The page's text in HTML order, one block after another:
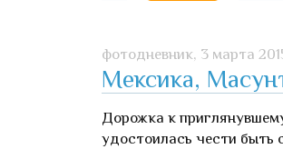
фотодневник, 3 марта
Мексика,
Дорожка к
удостоилась чести быть